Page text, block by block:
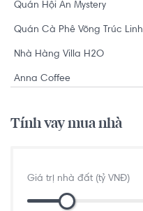
Quán Hội An Mystery
Quán Cà Phê Võng Trúc Linh
Nhà Hàng Villa H2O
Anna Coffee
Tính vay mua nhà
Giá trị nhà đất (tỷ VNĐ)